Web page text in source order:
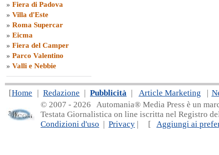
» Fiera di Padova
» Villa d'Este
» Roma Supercar
» Eicma
» Fiera del Camper
» Parco Valentino
» Valli e Nebbie
[Home | Redazione | Pubblicità | Article Marketing |
© 2007 - 2026 Automania® Media Press è un
Testata Giornalistica on line iscritta nel Registro
Condizioni d'uso | Privacy | [ Aggiungi ai